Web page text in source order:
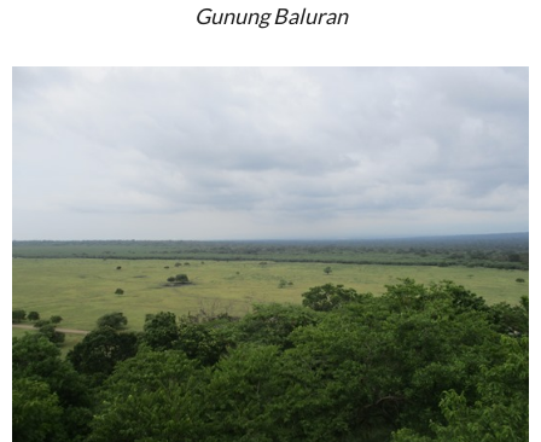
Gunung Baluran